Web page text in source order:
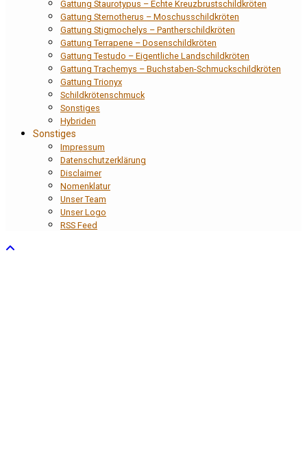
Gattung Staurotypus – Echte Kreuzbrustschildkröten
Gattung Sternotherus – Moschusschildkröten
Gattung Stigmochelys – Pantherschildkröten
Gattung Terrapene – Dosenschildkröten
Gattung Testudo – Eigentliche Landschildkröten
Gattung Trachemys – Buchstaben-Schmuckschildkröten
Gattung Trionyx
Schildkrötenschmuck
Sonstiges
Hybriden
Sonstiges
Impressum
Datenschutzerklärung
Disclaimer
Nomenklatur
Unser Team
Unser Logo
RSS Feed